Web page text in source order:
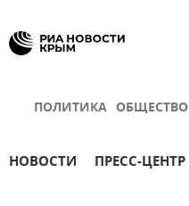
ПОЛИТИКА ОБЩЕСТВО
НОВОСТИ ПРЕСС-ЦЕНТР